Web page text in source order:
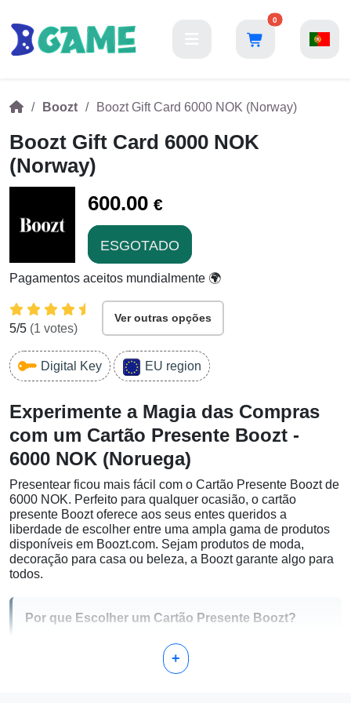
0
Boozt Boozt Gift Card 6000 NOK (Norway)
Boozt Gift Card 6000 NOK
(Norway)
600.00 €
ESGOTADO
Pagamentos aceitos mundialmente 🌍
5/5 (1 votes)
Ver outras opções
Digital Key EU region
Experimente a Magia das Compras
com um Cartão Presente Boozt -
6000 NOK (Noruega)
Presentear ficou mais fácil com o Cartão Presente Boozt de
6000 NOK. Perfeito para qualquer ocasião, o cartão
presente Boozt oferece aos seus entes queridos a
liberdade de escolher entre uma ampla gama de produtos
disponíveis em Boozt.com. Sejam produtos de moda,
decoração para casa ou beleza, a Boozt garante algo para
todos.
Por que Escolher um Cartão Presente Boozt?
Um cartão presente de 6000 NOK
permite que o destinatário faça compras à vontade e
+